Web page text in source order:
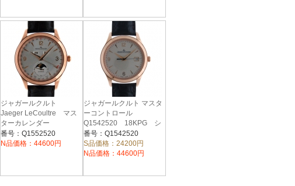
ジャガールクルト
Jaeger LeCoultre マス
ターカレンダー
Q1552520 ピンクゴー
ルド
番号：Q1552520
N品価格：44600円
ジャガールクルト マスタ
ーコントロール
Q1542520 18KPG シ
ルバー 39mm 自動巻
番号：Q1542520
S品価格：24200円
N品価格：44600円